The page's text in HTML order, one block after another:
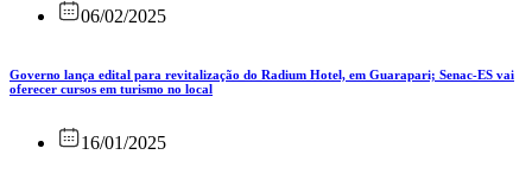
06/02/2025
Governo lança edital para revitalização do Radium Hotel, em Guarapari; Senac-ES vai
oferecer cursos em turismo no local
16/01/2025